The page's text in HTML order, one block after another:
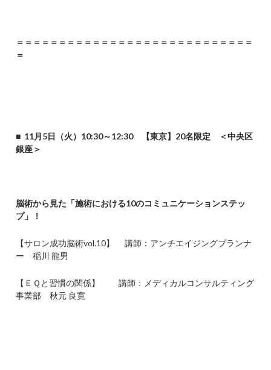
＝＝＝＝＝＝＝＝＝＝＝＝＝＝＝＝＝＝＝＝＝＝＝＝＝＝＝＝
＝
■ 11月5日（火）10:30～12:30 【東京】20名限定 ＜中央区
銀座＞
脳術から見た「施術における10のコミュニケーションステッ
プ」！
【サロン成功脳術vol.10】 講師：アンチエイジングプランナ
ー 稲川 龍男
【ＥＱと習慣の関係】 講師：メディカルコンサルティング
事業部 秋元 良寛